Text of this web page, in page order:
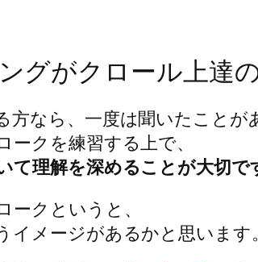
グがクロール上達
方なら、一度は聞いたことが
ークを練習する上で、
て理解を深めることが大切で
ークというと、
イメージがあるかと思います。